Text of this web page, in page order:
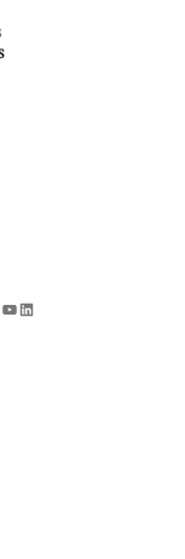
YouTube LinkedIn